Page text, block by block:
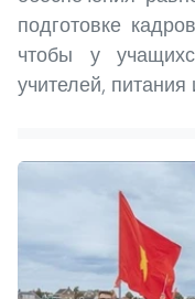
подготовке
чтобы у
учителей,